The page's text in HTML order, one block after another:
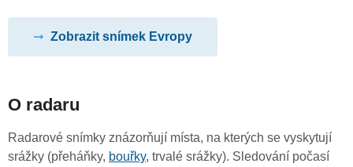
Zobrazit snímek Evropy
O radaru
Radarové snímky znázorňují místa, na kterých se vyskytují
srážky (přeháňky, bouřky, trvalé srážky). Sledování počasí